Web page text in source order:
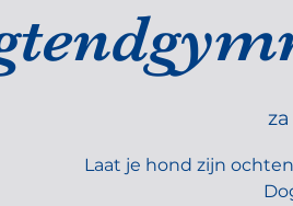
Laat je hond zijn